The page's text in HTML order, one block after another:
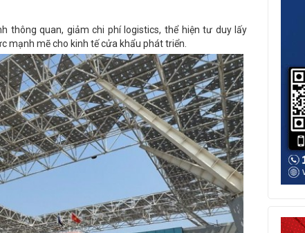
thông quan, giảm chi phí logistics, thể hiện tư duy lấy
mạnh mẽ cho kinh tế cửa khẩu phát triển.